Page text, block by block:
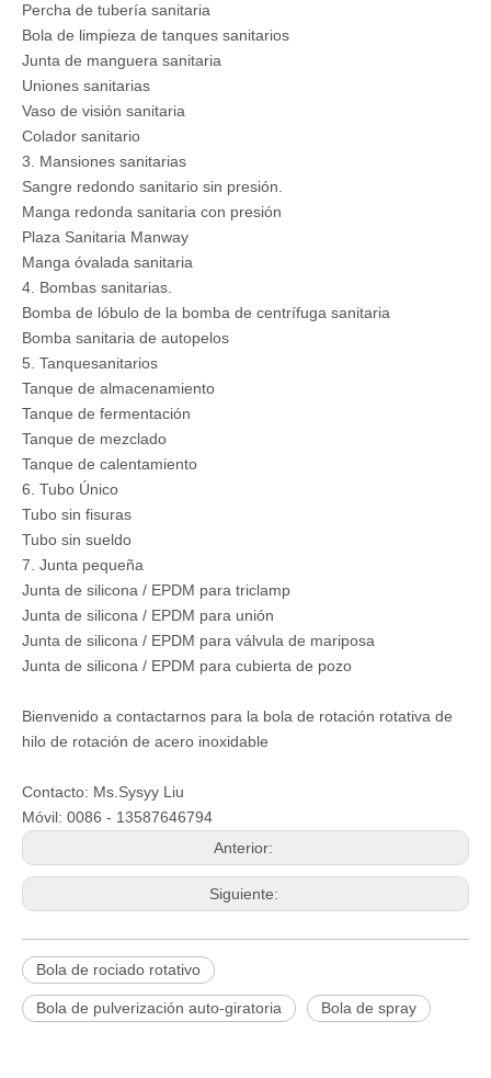
Percha de tubería sanitaria
Bola de limpieza de tanques sanitarios
Junta de manguera sanitaria
Uniones sanitarias
Vaso de visión sanitaria
Colador sanitario
3. Mansiones sanitarias
Sangre redondo sanitario sin presión.
Manga redonda sanitaria con presión
Plaza Sanitaria Manway
Manga óvalada sanitaria
4. Bombas sanitarias.
Bomba de lóbulo de la bomba de centrífuga sanitaria
Bomba sanitaria de autopelos
5. Tanquesanitarios
Tanque de almacenamiento
Tanque de fermentación
Tanque de mezclado
Tanque de calentamiento
6. Tubo Único
Tubo sin fisuras
Tubo sin sueldo
7. Junta pequeña
Junta de silicona / EPDM para triclamp
Junta de silicona / EPDM para unión
Junta de silicona / EPDM para válvula de mariposa
Junta de silicona / EPDM para cubierta de pozo
Bienvenido a contactarnos para la bola de rotación rotativa de
hilo de rotación de acero inoxidable
Contacto: Ms.Sysyy Liu
Móvil: 0086 - 13587646794
Anterior:
Siguiente:
Bola de rociado rotativo
Bola de pulverización auto-giratoria Bola de spray